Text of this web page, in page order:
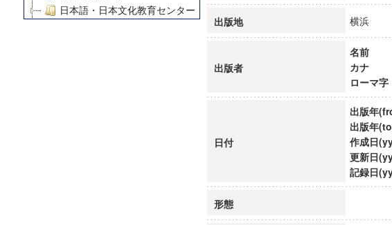
日本語・日本文化教育センター
グローバルリサーチインスティテュート
慶應義塾大学グローバルCOEプログラム市民社会ガバナンス教育研究セン
慶應義塾大学グローバルCOEプログラム論理と感性の先端的教育研究拠点
博士課程教育リーディングプログラム「超成熟社会発展のサイエンス」
出版地 横浜
出版者
名前
カナ
ローマ字
日付
出版年
出版年
作成日
更新日
記録日
形態